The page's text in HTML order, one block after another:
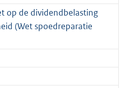
op de dividendbelasting
(Wet spoedreparatie